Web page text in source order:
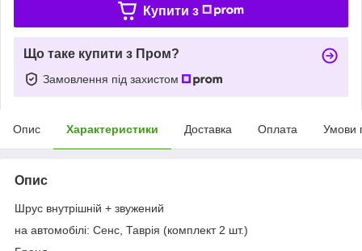
Купити з
Що таке купити з Пром?
Замовлення під захистом
Опис Характеристики Доставка Оплата Умови
Опис
Шрус внутрішній + звужений
на автомобілі: Сенс, Таврія (комплект 2 шт.)